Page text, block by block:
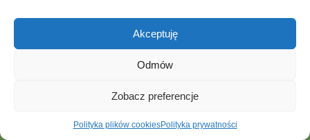
Akceptuję
Odmów
Zobacz preferencje
Polityka plików cookiesPolityka prywatności
Ceny biletów:
CENNIK –PAŁAC LIPSKICH
CENNIK – WYSTAWA CZASOWA
BILET ULGOWY –10 PLN